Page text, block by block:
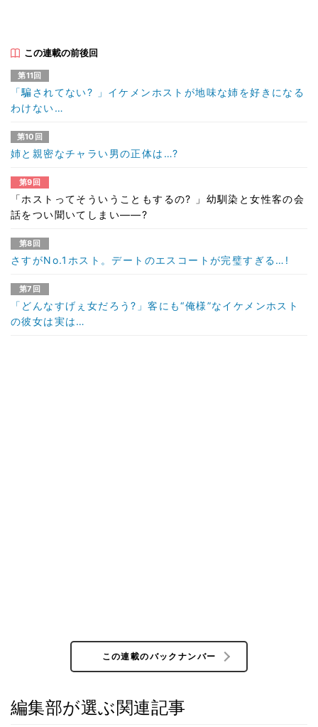
この連載の前後回
第11回
「騙されてない? 」イケメンホストが地味な姉を好きになる
わけない…
第10回
姉と親密なチャラい男の正体は…?
第9回
「ホストってそういうこともするの? 」幼馴染と女性客の会
話をつい聞いてしまい――?
第8回
さすがNo.1ホスト。デートのエスコートが完璧すぎる…!
第7回
「どんなすげぇ女だろう?」客にも“俺様”なイケメンホスト
の彼女は実は…
この連載のバックナンバー
編集部が選ぶ関連記事